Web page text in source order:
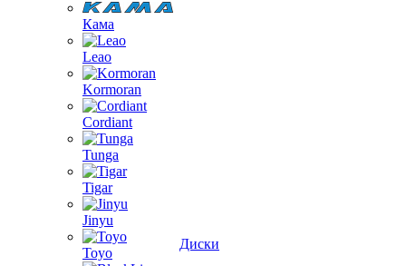
Кама
Leao
Kormoran
Cordiant
Tunga
Tigar
Jinyu
Toyo
Диски